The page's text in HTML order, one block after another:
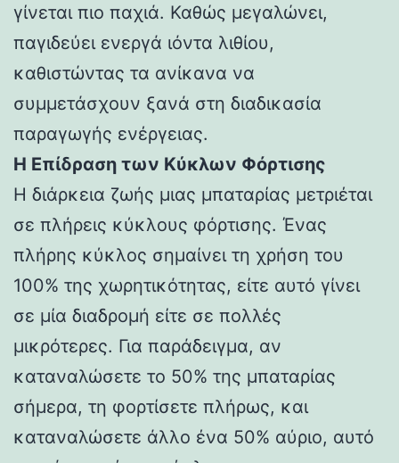
γίνεται πιο παχιά. Καθώς μεγαλώνει,
παγιδεύει ενεργά ιόντα λιθίου,
καθιστώντας τα ανίκανα να
συμμετάσχουν ξανά στη διαδικασία
παραγωγής ενέργειας.
Η Επίδραση των Κύκλων Φόρτισης
Η διάρκεια ζωής μιας μπαταρίας μετριέται
σε πλήρεις κύκλους φόρτισης. Ένας
πλήρης κύκλος σημαίνει τη χρήση του
100% της χωρητικότητας, είτε αυτό γίνει
σε μία διαδρομή είτε σε πολλές
μικρότερες. Για παράδειγμα, αν
καταναλώσετε το 50% της μπαταρίας
σήμερα, τη φορτίσετε πλήρως, και
καταναλώσετε άλλο ένα 50% αύριο, αυτό